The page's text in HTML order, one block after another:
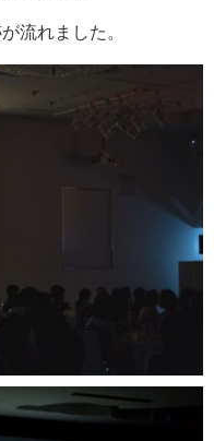
流れました。